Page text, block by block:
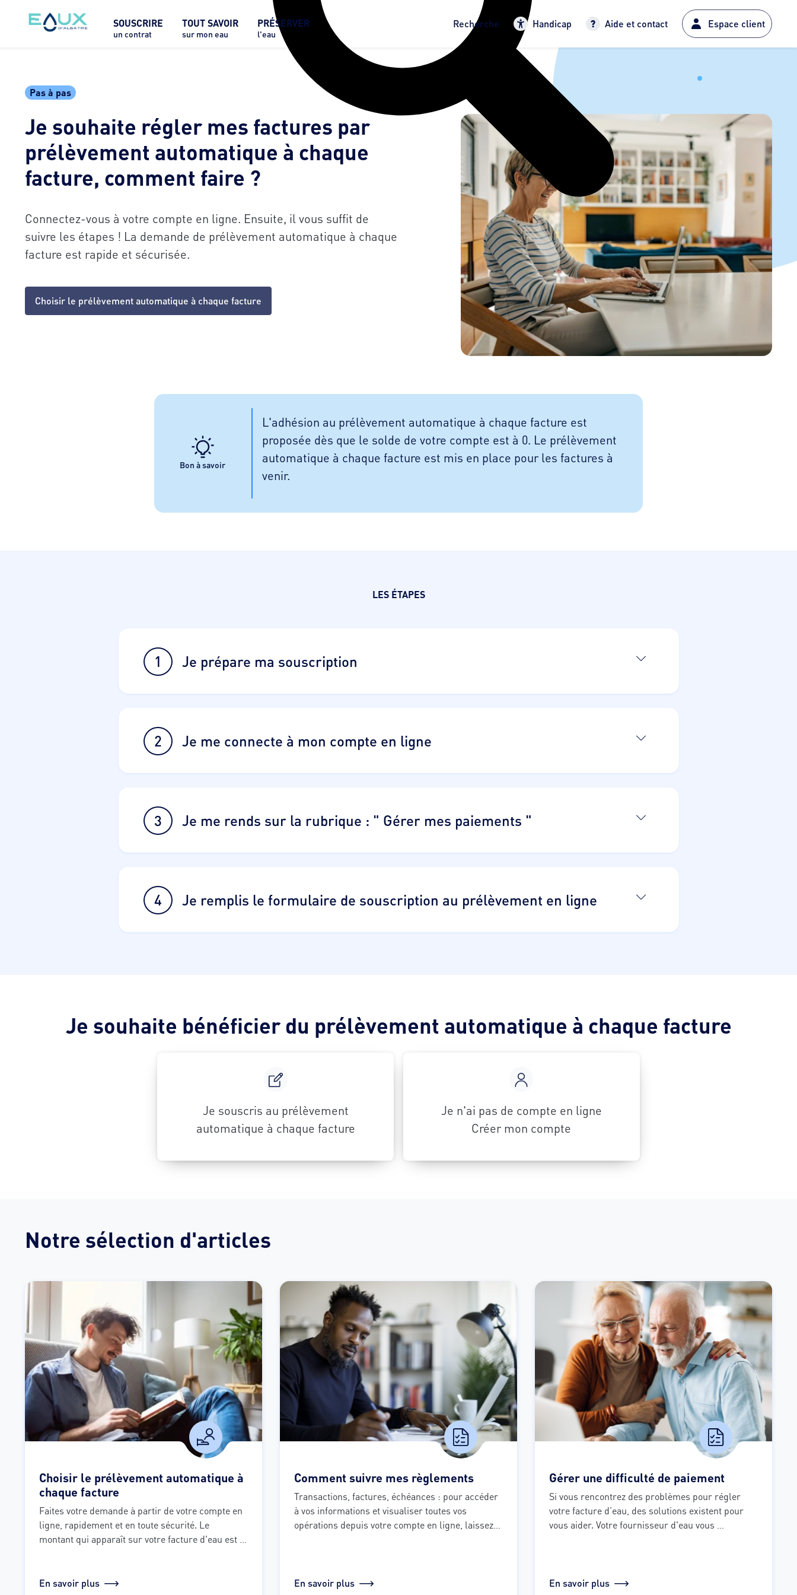
SOUSCRIRE
un contrat
TOUT SAVOIR
sur mon eau
PRÉSERVER
l'eau
Recherche Handicap Aide et contact Espace client
Pas à pas
Je souhaite régler mes factures par
prélèvement automatique à chaque
facture, comment faire ?
Connectez-vous à votre compte en ligne. Ensuite, il vous suffit de
suivre les étapes ! La demande de prélèvement automatique à chaque
facture est rapide et sécurisée.
Choisir le prélèvement automatique à chaque facture
Bon à savoir
L'adhésion au prélèvement automatique à chaque facture est
proposée dès que le solde de votre compte est à 0. Le prélèvement
automatique à chaque facture est mis en place pour les factures à
venir.
LES ÉTAPES
1 Je prépare ma souscription
2 Je me connecte à mon compte en ligne
3 Je me rends sur la rubrique : " Gérer mes paiements "
4 Je remplis le formulaire de souscription au prélèvement en ligne
Je souhaite bénéficier du prélèvement automatique à chaque facture
Je souscris au prélèvement
automatique à chaque facture
Je n'ai pas de compte en ligne
Créer mon compte
Notre sélection d'articles
Choisir le prélèvement automatique à
chaque facture
Faites votre demande à partir de votre compte en
ligne, rapidement et en toute sécurité. Le
montant qui apparaît sur votre facture d'eau est
votre facture.
En savoir plus
Comment suivre mes règlements
Transactions, factures, échéances : pour accéder
à vos informations et visualiser toutes vos
opérations depuis votre compte en ligne, laissez-
En savoir plus
Gérer une difficulté de paiement
Si vous rencontrez des problèmes pour régler
votre facture d’eau, des solutions existent pour
vous aider. Votre fournisseur d'eau vous
En savoir plus